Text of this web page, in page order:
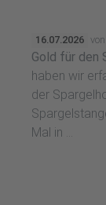
16.07.2026
Gold für den
haben wir
der
Mal in ...